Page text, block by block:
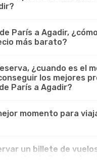
París a Agadir,
más barato?
¿cuando es el
los mejores
París a Agadir?
momento para
un billete de